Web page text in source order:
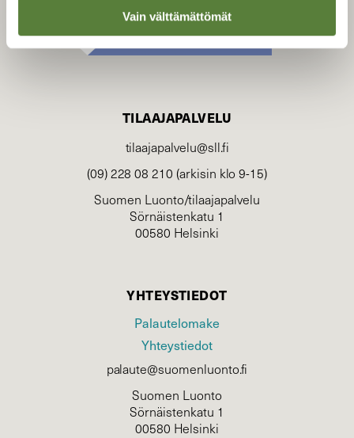
Vain välttämättömät
TILAAJAPALVELU
tilaajapalvelu@sll.fi
(09) 228 08 210 (arkisin klo 9-15)
Suomen Luonto/tilaajapalvelu
Sörnäistenkatu 1
00580 Helsinki
YHTEYSTIEDOT
Palautelomake
Yhteystiedot
palaute@suomenluonto.fi
Suomen Luonto
Sörnäistenkatu 1
00580 Helsinki